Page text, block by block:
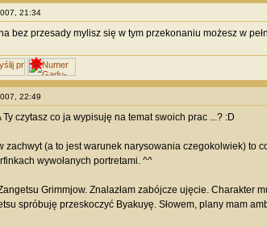
21:34
bez przesady mylisz się w tym przekonaniu możesz w
22:49
Ty czytasz co ja wypisuję na temat swoich prac ...? :D
zachwyt (a to jest warunek narysowania czegokolwiek) to
wywołanych portretami. ^^
Grimmjow. Znalazłam zabójcze ujęcie. Charakter
spróbuję przeskoczyć Byakuyę. Słowem, plany mam